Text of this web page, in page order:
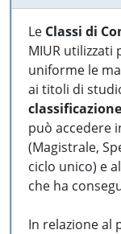
Le Classi di
MIUR utilizzati
uniforme le
ai titoli di
può accedere
(Magistrale,
ciclo unico) e
che ha
In relazione al